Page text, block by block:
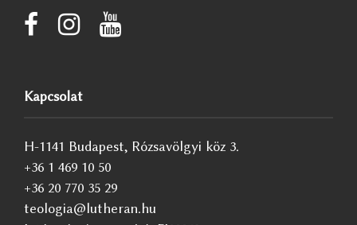
Kapcsolat
H-1141 Budapest, Rózsavölgyi köz 3.
+36 1 469 10 50
+36 20 770 35 29
teologia@lutheran.hu